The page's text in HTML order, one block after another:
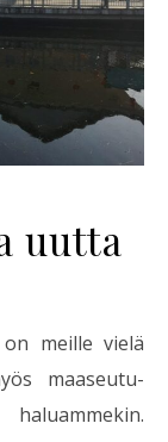
uutta
maaseutu-